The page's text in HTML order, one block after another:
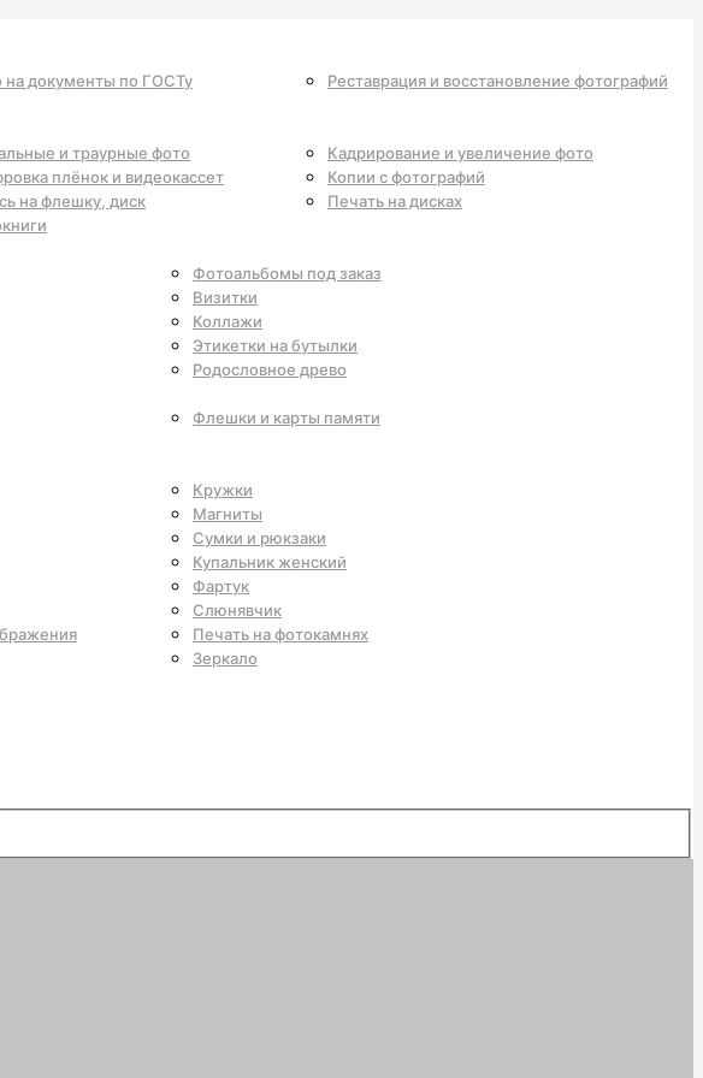
на документы по ГОСТу Реставрация и восстановление фотографий
и траурные фото
Кадрирование и увеличение фото
плёнок и видеокассет
Копии с фотографий
на флешку, диск
Печать на дисках
Фотоальбомы под заказ
Визитки
Коллажи
Этикетки на бутылки
Родословное древо
Флешки и карты памяти
Кружки
Магниты
Сумки и рюкзаки
Купальник женский
Фартук
Слюнявчик
Печать на фотокамнях
Зеркало